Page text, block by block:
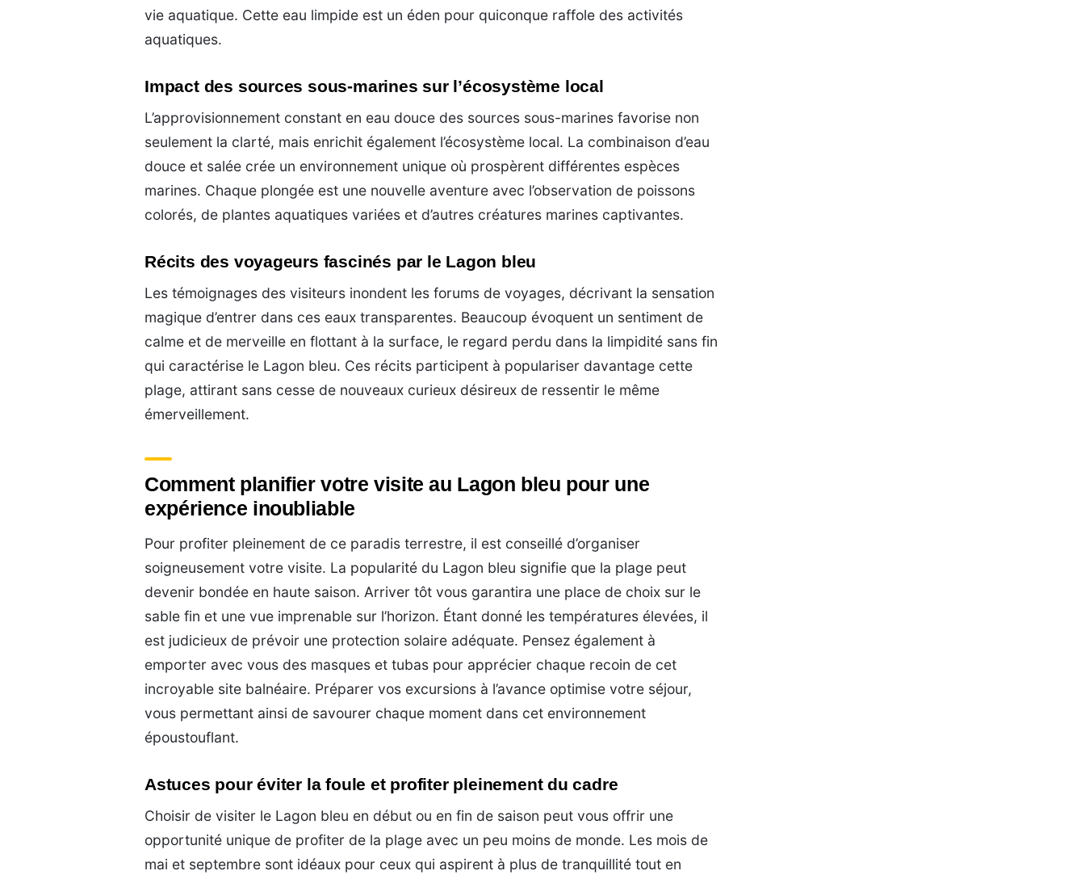
vie aquatique. Cette eau limpide est un éden pour quiconque raffole des activités
aquatiques.
Impact des sources sous-marines sur l’écosystème local
L’approvisionnement constant en eau douce des sources sous-marines favorise non
seulement la clarté, mais enrichit également l’écosystème local. La combinaison d’eau
douce et salée crée un environnement unique où prospèrent différentes espèces
marines. Chaque plongée est une nouvelle aventure avec l’observation de poissons
colorés, de plantes aquatiques variées et d’autres créatures marines captivantes.
Récits des voyageurs fascinés par le Lagon bleu
Les témoignages des visiteurs inondent les forums de voyages, décrivant la sensation
magique d’entrer dans ces eaux transparentes. Beaucoup évoquent un sentiment de
calme et de merveille en flottant à la surface, le regard perdu dans la limpidité sans fin
qui caractérise le Lagon bleu. Ces récits participent à populariser davantage cette
plage, attirant sans cesse de nouveaux curieux désireux de ressentir le même
émerveillement.
Comment planifier votre visite au Lagon bleu pour une
expérience inoubliable
Pour profiter pleinement de ce paradis terrestre, il est conseillé d’organiser
soigneusement votre visite. La popularité du Lagon bleu signifie que la plage peut
devenir bondée en haute saison. Arriver tôt vous garantira une place de choix sur le
sable fin et une vue imprenable sur l’horizon. Étant donné les températures élevées, il
est judicieux de prévoir une protection solaire adéquate. Pensez également à
emporter avec vous des masques et tubas pour apprécier chaque recoin de cet
incroyable site balnéaire. Préparer vos excursions à l’avance optimise votre séjour,
vous permettant ainsi de savourer chaque moment dans cet environnement
époustouflant.
Astuces pour éviter la foule et profiter pleinement du cadre
Choisir de visiter le Lagon bleu en début ou en fin de saison peut vous offrir une
opportunité unique de profiter de la plage avec un peu moins de monde. Les mois de
mai et septembre sont idéaux pour ceux qui aspirent à plus de tranquillité tout en